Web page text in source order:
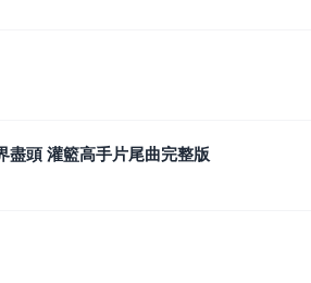
盡頭 灌籃高手片尾曲完整版